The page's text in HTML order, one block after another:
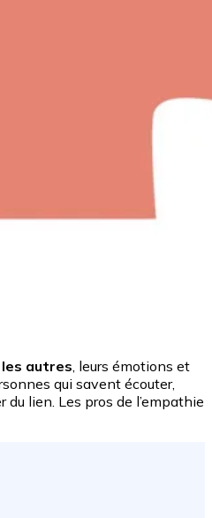
autres , leurs émotions et
qui savent écouter,
du lien. Les pros de l’empathie